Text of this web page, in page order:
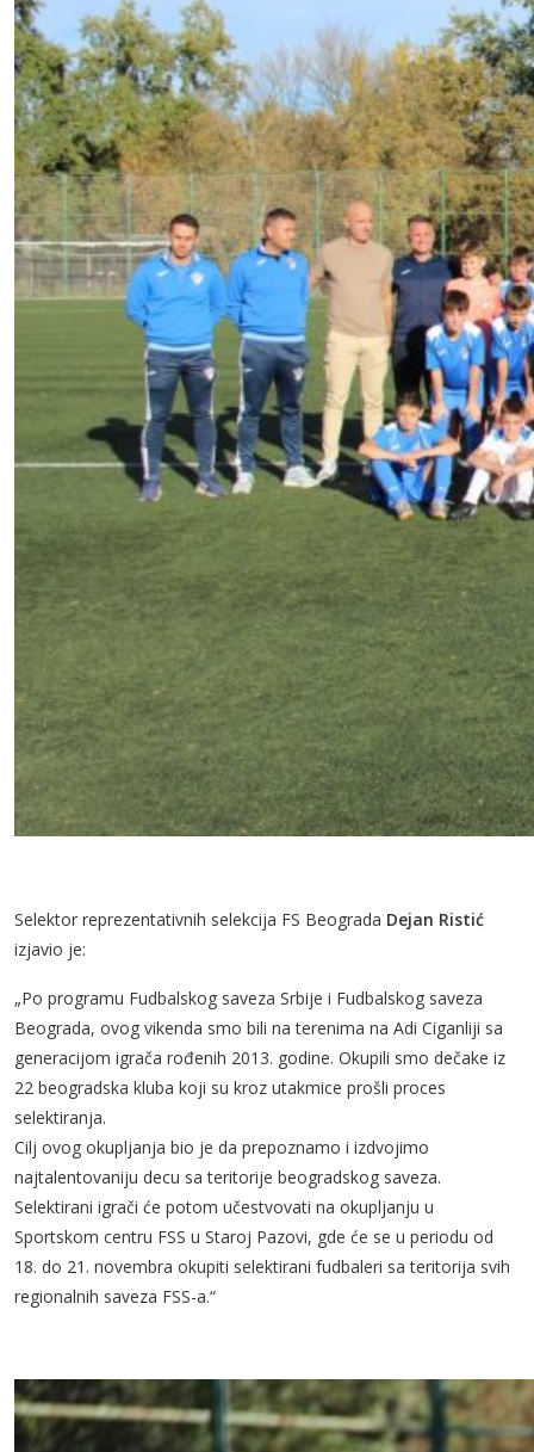
Selektor reprezentativnih selekcija FS Beograda Dejan Ristić
izjavio je:
„Po programu Fudbalskog saveza Srbije i Fudbalskog saveza
Beograda, ovog vikenda smo bili na terenima na Adi Ciganliji sa
generacijom igrača rođenih 2013. godine. Okupili smo dečake iz
22 beogradska kluba koji su kroz utakmice prošli proces
selektiranja.
Cilj ovog okupljanja bio je da prepoznamo i izdvojimo
najtalentovaniju decu sa teritorije beogradskog saveza.
Selektirani igrači će potom učestvovati na okupljanju u
Sportskom centru FSS u Staroj Pazovi, gde će se u periodu od
18. do 21. novembra okupiti selektirani fudbaleri sa teritorija svih
regionalnih saveza FSS-a.“